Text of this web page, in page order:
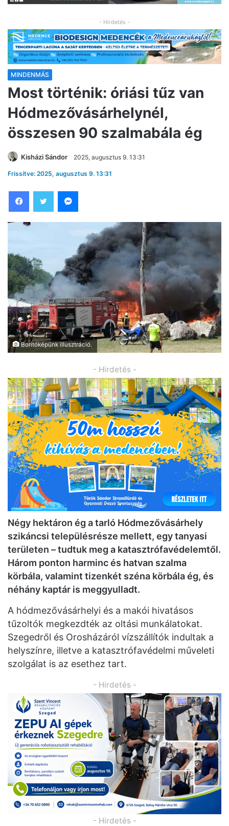
- Hirdetés -
MINDENMÁS
Most történik: óriási tűz van
Hódmezővásárhelynél,
összesen 90 szalmabála ég
Kisházi Sándor 2025, augusztus 9. 13:31
Frissítve: 2025, augusztus 9. 13:31
Borítóképünk illusztráció.
- Hirdetés -
Négy hektáron ég a tarló Hódmezővásárhely
szikáncsi településrésze mellett, egy tanyasi
területen – tudtuk meg a katasztrófavédelemtől.
Három ponton harminc és hatvan szalma
körbála, valamint tizenkét széna körbála ég, és
néhány kaptár is meggyulladt.
A hódmezővásárhelyi és a makói hivatásos
tűzoltók megkezdték az oltási munkálatokat.
Szegedről és Orosházáról vízszállítók indultak a
helyszínre, illetve a katasztrófavédelmi műveleti
szolgálat is az esethez tart.
- Hirdetés -
- Hirdetés -